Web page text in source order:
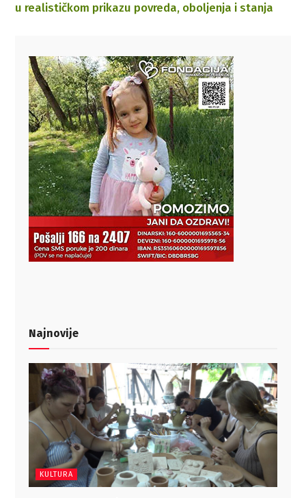
u realističkom prikazu povreda, oboljenja i stanja
Najnovije
KULTURA